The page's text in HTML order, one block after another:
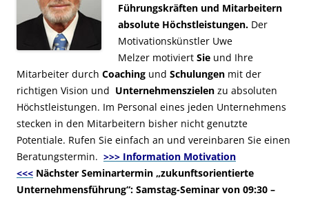
Führungskräften und Mitarbeitern
absolute Höchstleistungen. Der
Motivationskünstler Uwe
Melzer motiviert Sie und Ihre
Mitarbeiter durch Coaching und Schulungen mit der
richtigen Vision und Unternehmenszielen zu absoluten
Höchstleistungen. Im Personal eines jeden Unternehmens
stecken in den Mitarbeitern bisher nicht genutzte
Potentiale. Rufen Sie einfach an und vereinbaren Sie einen
Beratungstermin. >>> Information Motivation
<<< Nächster Seminartermin „zukunftsorientierte
Unternehmensführung“: Samstag-Seminar von 09:30 –